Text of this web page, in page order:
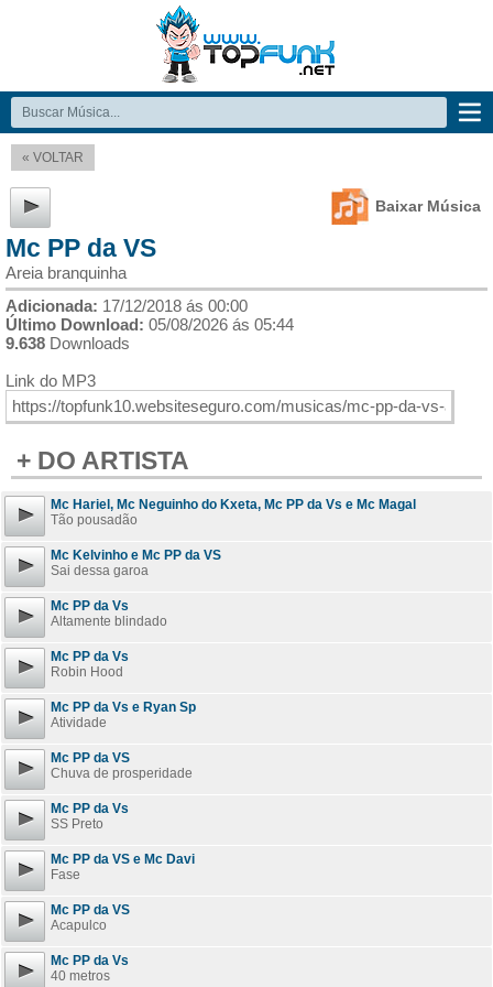
« VOLTAR
Baixar Música
Mc PP da VS
Areia branquinha
Adicionada: 17/12/2018 ás 00:00
Último Download: 05/08/2026 ás 05:44
9.638 Downloads
Link do MP3
+ DO ARTISTA
Mc Hariel, Mc Neguinho do Kxeta, Mc PP da Vs e Mc Magal
Tão pousadão
Mc Kelvinho e Mc PP da VS
Sai dessa garoa
Mc PP da Vs
Altamente blindado
Mc PP da Vs
Robin Hood
Mc PP da Vs e Ryan Sp
Atividade
Mc PP da VS
Chuva de prosperidade
Mc PP da Vs
SS Preto
Mc PP da VS e Mc Davi
Fase
Mc PP da VS
Acapulco
Mc PP da Vs
40 metros